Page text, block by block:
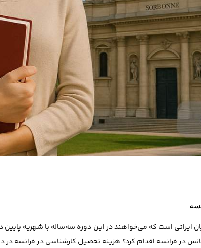
ایرانی است که می‌خواهند در این دوره سه‌ساله با شهریه
در فرانسه اقدام کرد؟ هزینه تحصیل کارشناسی در فرانسه